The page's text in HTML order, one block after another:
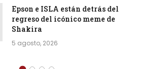
Epson e ISLA están detrás del
regreso del icónico meme de
Shakira
5 agosto, 2026